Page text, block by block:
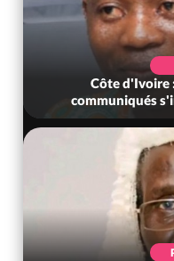
Côte d'Ivoire
communiqués